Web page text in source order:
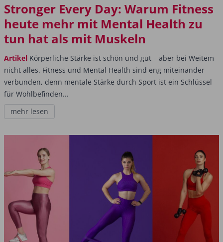
Stronger Every Day: Warum Fitness
heute mehr mit Mental Health zu
tun hat als mit Muskeln
Artikel Körperliche Stärke ist schön und gut – aber bei Weitem
nicht alles. Fitness und Mental Health sind eng miteinander
verbunden, denn mentale Stärke durch Sport ist ein Schlüssel
für Wohlbefinden...
mehr lesen